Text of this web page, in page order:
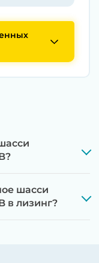
шасси
в лизинг?